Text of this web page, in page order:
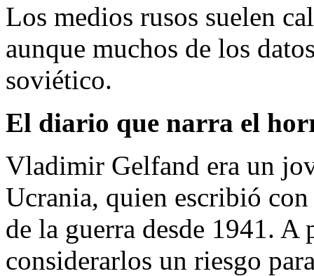
Los medios rusos suelen
aunque muchos de los
soviético.
El diario que narra el
Vladimir Gelfand era un
Ucrania, quien escribió
de la guerra desde 1941.
considerarlos un riesgo